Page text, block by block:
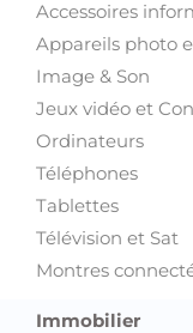
Accessoires
Appareils photo
Image & Son
Jeux vidéo et
Ordinateurs
Téléphones
Tablettes
Télévision et Sat
Montres
Immobilier